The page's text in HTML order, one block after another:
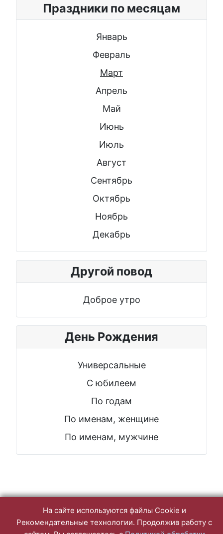
Праздники по месяцам
Январь
Февраль
Март
Апрель
Май
Июнь
Июль
Август
Сентябрь
Октябрь
Ноябрь
Декабрь
Другой повод
Доброе утро
День Рождения
Универсальные
С юбилеем
По годам
По именам, женщине
По именам, мужчине
На сайте используются файлы Cookie и
Рекомендательные технологии. Продолжив работу с